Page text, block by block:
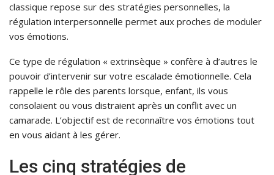
classique repose sur des stratégies personnelles, la
régulation interpersonnelle permet aux proches de moduler
vos émotions.
Ce type de régulation « extrinsèque » confère à d’autres le
pouvoir d’intervenir sur votre escalade émotionnelle. Cela
rappelle le rôle des parents lorsque, enfant, ils vous
consolaient ou vous distraient après un conflit avec un
camarade. L’objectif est de reconnaître vos émotions tout
en vous aidant à les gérer.
Les cinq stratégies de